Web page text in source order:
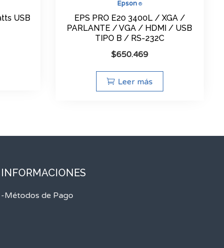
USB
Epson®
EPS PRO E20 3400L / XGA /
PARLANTE / VGA / HDMI / USB
TIPO B / RS-232C
$650.469
Leer más
INFORMACIONES
-Métodos de Pago